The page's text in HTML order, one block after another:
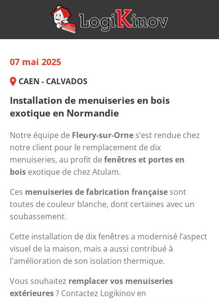
07 mai 2025
CAEN - CALVADOS
Installation de menuiseries en bois
exotique en Normandie
Notre équipe de Fleury-sur-Orne s’est rendue chez
notre client pour le remplacement de dix
menuiseries, au profit de fenêtres et portes en
bois exotique de chez Atulam.
Ces menuiseries de fabrication française sont
toutes de couleur blanche, dont certaines avec un
soubassement.
Cette installation de dix fenêtres a modernisé l’aspect
visuel de la maison, mais a aussi contribué à
l'amélioration de son isolation thermique.
Vous souhaitez remplacer vos menuiseries
extérieures ? Contactez Logikinov en